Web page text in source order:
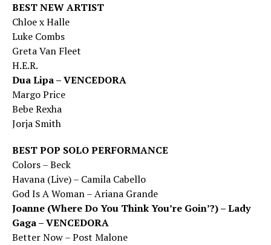
BEST NEW ARTIST
Chloe x Halle
Luke Combs
Greta Van Fleet
H.E.R.
Dua Lipa – VENCEDORA
Margo Price
Bebe Rexha
Jorja Smith
BEST POP SOLO PERFORMANCE
Colors – Beck
Havana (Live) – Camila Cabello
God Is A Woman – Ariana Grande
Joanne (Where Do You Think You’re Goin’?) – Lady
Gaga – VENCEDORA
Better Now – Post Malone